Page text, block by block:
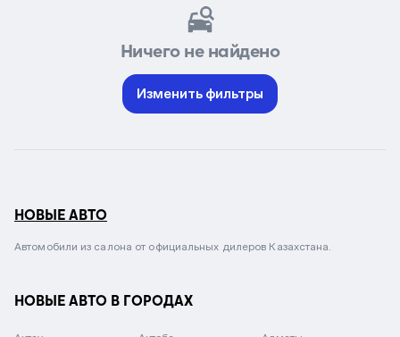
Ничего не найдено
Изменить фильтры
НОВЫЕ АВТО
Автомобили из салона от официальных дилеров Казахстана.
НОВЫЕ АВТО В ГОРОДАХ